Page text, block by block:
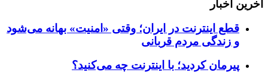
آخرین اخبار
قطع اینترنت در ایران؛ وقتی «امنیت» بهانه می‌شود
و زندگی مردم قربانی
پیرمان کردید؛ با اینترنت چه می‌کنید؟